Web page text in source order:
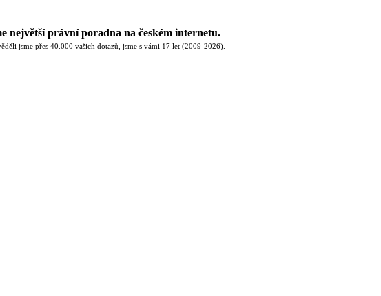
největší právní poradna na českém internetu.
jsme přes 40.000 vašich dotazů, jsme s vámi 17 let (2009-2026).